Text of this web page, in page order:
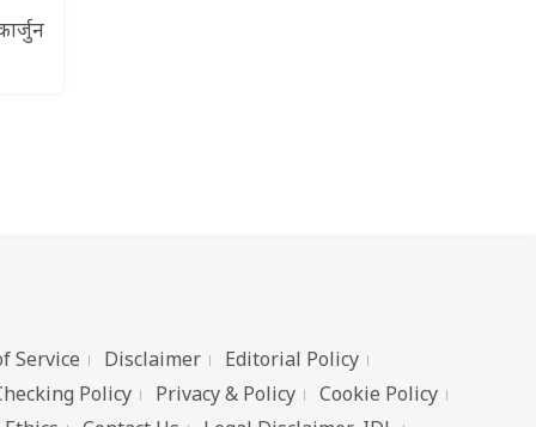
Service Disclaimer
Editorial Policy
Policy
Privacy & Policy
Cookie Policy